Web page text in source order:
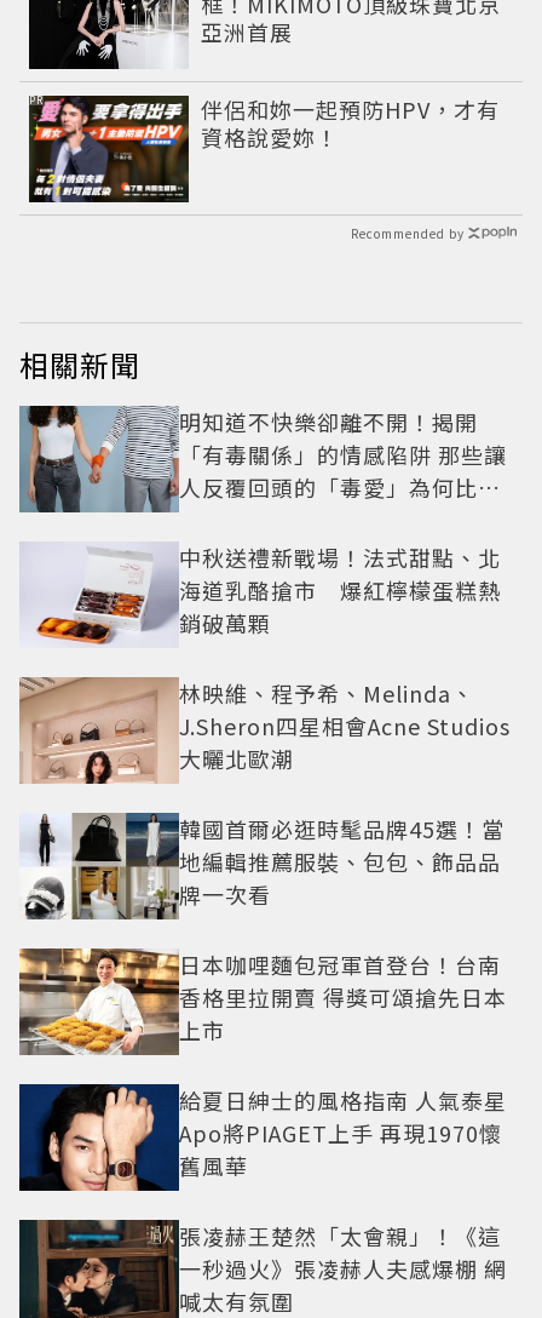
亞洲首展
伴侶和妳一起預防HPV，才有
資格說愛妳！
PR
Recommended by
相關新聞
明知道不快樂卻離不開！揭開
「有毒關係」的情感陷阱 那些讓
人反覆回頭的「毒愛」為何比菸
中秋送禮新戰場！法式甜點、北
海道乳酪搶市 爆紅檸檬蛋糕熱
銷破萬顆
林映維、程予希、Melinda、
J.Sheron四星相會Acne Studios
大曬北歐潮
韓國首爾必逛時髦品牌45選！當
地編輯推薦服裝、包包、飾品品
牌一次看
日本咖哩麵包冠軍首登台！台南
香格里拉開賣 得獎可頌搶先日本
上市
給夏日紳士的風格指南 人氣泰星
Apo將PIAGET上手 再現1970懷
舊風華
張凌赫王楚然「太會親」！《這
一秒過火》張凌赫人夫感爆棚 網
喊太有氛圍